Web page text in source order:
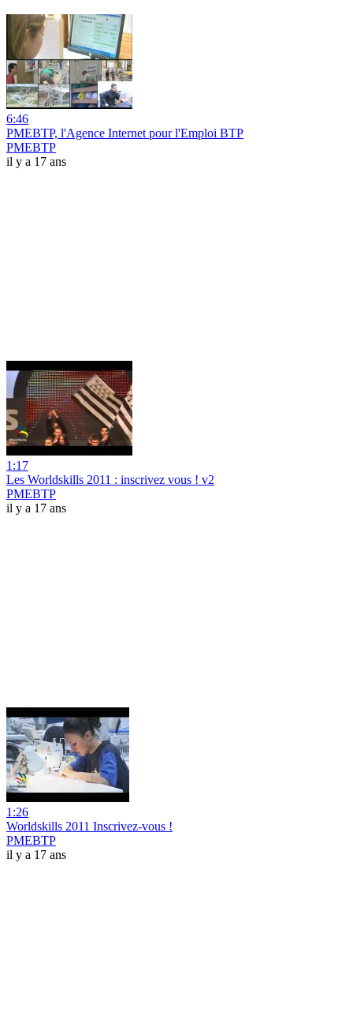
6:46
PMEBTP, l'Agence Internet pour l'Emploi BTP
PMEBTP
il y a 17 ans
1:17
Les Worldskills 2011 : inscrivez vous ! v2
PMEBTP
il y a 17 ans
1:26
Worldskills 2011 Inscrivez-vous !
PMEBTP
il y a 17 ans